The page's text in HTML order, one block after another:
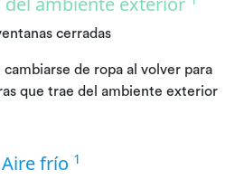
cerradas
cambiarse de ropa al volver para
que trae del ambiente exterior
Aire frío 1